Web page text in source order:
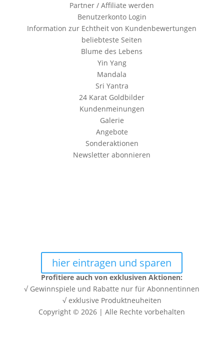
Partner / Affiliate werden
Benutzerkonto Login
Information zur Echtheit von Kundenbewertungen
beliebteste Seiten
Blume des Lebens
Yin Yang
Mandala
Sri Yantra
24 Karat Goldbilder
Kundenmeinungen
Galerie
Angebote
Sonderaktionen
Newsletter abonnieren
hier eintragen und sparen
Profitiere auch von exklusiven Aktionen:
√ Gewinnspiele und Rabatte nur für Abonnentinnen
√ exklusive Produktneuheiten
Copyright © 2026 | Alle Rechte vorbehalten